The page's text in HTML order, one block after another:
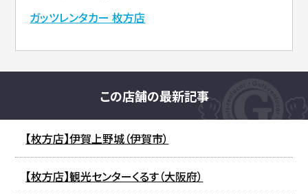
ガッツレンタカー 枚方店
この店舗の最新記事
【枚方店】伊賀上野城（伊賀市）
【枚方店】観光センターくるす（大阪府）